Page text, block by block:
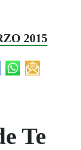
2015
Te